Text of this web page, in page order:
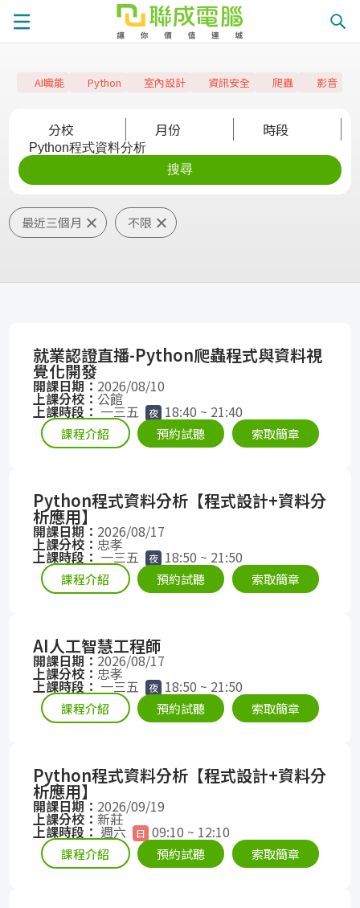
才展員嚴
AI職能 Python 室內設計 資訊安全 爬蟲 影音
分校 月份 時段
最近三個月 不限
就業認證直播-Python爬蟲程式與資料視
覺化開發
開課日期：2026/08/10
上課分校： 公館
上課時段： 一三五 夜 18:40 ~ 21:40
課程介紹 預約試聽 索取簡章
Python程式資料分析【程式設計+資料分
析應用】
開課日期： 2026/08/17
上課分校：忠孝
上課時段： 一三五 夜 18:50 ~ 21:50
課程介紹 預約試聽 索取簡章
AI人工智慧工程師
開課日期：2026/08/17
上課分校：忠孝
上課時段： 一三五 夜 18:50 ~ 21:50
課程介紹 預約試聽 索取簡章
Python程式資料分析【程式設計+資料分
析應用】
開課日期： 2026/09/19
上課分校：新莊
上課時段： 週六 日 09:10 ~ 12:10
課程介紹 預約試聽 索取簡章